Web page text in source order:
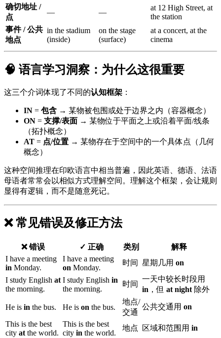
确切地址 /
点
— —
at 12 High Street, at
the station
事件 / 公共
地点
in the stadium
(inside)
on the stage
(surface)
at a concert, at the
cinema
🧠 语言学习洞察：为什么这很重要
这三个介词体现了不同的认知框架 ：
IN = 包含 → 某物被包围或处于边界之内（容器概念）
ON = 支撑/表面 → 某物位于平面之上或沿着平面/线条
（拓扑概念）
AT = 点/位置 → 某物存在于空间中的一个具体点（几何
概念）
这种空间推理在印欧语言中相当普遍，因此英语、德语、法语
母语者常常会以相似方式理解空间。理解这个框架，会让规则
显得有逻辑，而不是随意死记。
❌ 常见错误及修正方法
❌ 错误 ✓ 正确 类别
解释
I have a meeting
in Monday.
I have a meeting
on Monday.
时间 星期几用 on
I study English at
the morning.
I study English in
the morning.
时间
一天中较长时段用
in ，但 at night 除外
He is in the bus. He is on the bus.
地点/
交通
公共交通用 on
This is the best
city at the world.
This is the best
city in the world.
地点 区域和范围用 in